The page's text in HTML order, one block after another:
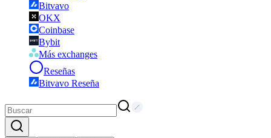
Bitvavo
OKX
Coinbase
Bybit
Más exchanges
Reseñas
Bitvavo Reseña